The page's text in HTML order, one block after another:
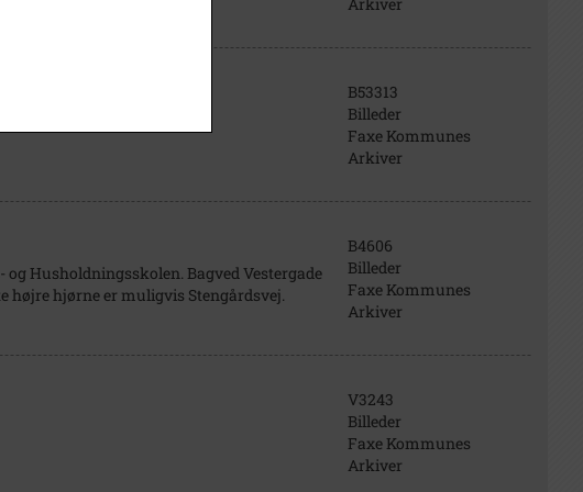
B53313
Billeder
Faxe Kommunes
Arkiver
Husholdningsskolen. Bagved Vestergade
højre hjørne er muligvis Stengårdsvej.
B4606
Billeder
Faxe Kommunes
Arkiver
V3243
Billeder
Faxe Kommunes
Arkiver